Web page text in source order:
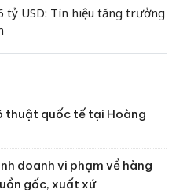
tỷ USD: Tín hiệu tăng trưởng
thuật quốc tế tại Hoàng
doanh vi phạm về hàng
gốc, xuất xứ